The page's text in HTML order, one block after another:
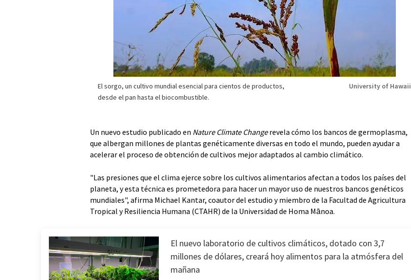
El sorgo, un cultivo mundial esencial para cientos de productos,
desde el pan hasta el biocombustible.
University of Hawaii
Un nuevo estudio publicado en Nature Climate Changerevela cómo los bancos de germoplasma,
que albergan millones de plantas genéticamente diversas en todo el mundo, pueden ayudar a
acelerar el proceso de obtención de cultivos mejor adaptados al cambio climático.
"Las presiones que el clima ejerce sobre los cultivos alimentarios afectan a todos los países del
planeta, y esta técnica es prometedora para hacer un mayor uso de nuestros bancos genéticos
mundiales", afirma Michael Kantar, coautor del estudio y miembro de la Facultad de Agricultura
Tropical y Resiliencia Humana (CTAHR) de la Universidad de Homa Mānoa.
El nuevo laboratorio de cultivos climáticos, dotado con 3,7
millones de dólares, creará hoy alimentos para la atmósfera del
mañana